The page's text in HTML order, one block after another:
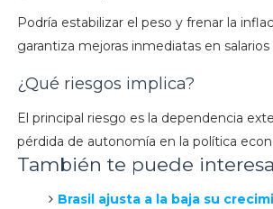
Podría estabilizar el peso y frenar la
garantiza mejoras inmediatas en
¿Qué riesgos implica?
El principal riesgo es la dependencia
pérdida de autonomía en la política
También te puede
Brasil ajusta a la baja su